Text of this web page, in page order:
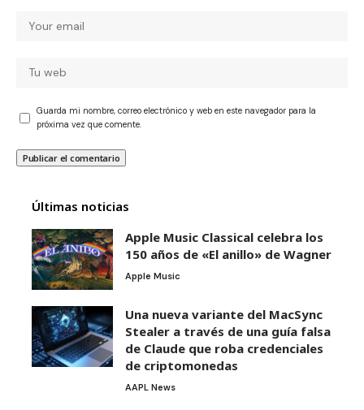
Guarda mi nombre, correo electrónico y web en este navegador para la
próxima vez que comente.
Últimas noticias
Apple Music Classical celebra los
150 años de «El anillo» de Wagner
Apple Music
Una nueva variante del MacSync
Stealer a través de una guía falsa
de Claude que roba credenciales
de criptomonedas
AAPL News